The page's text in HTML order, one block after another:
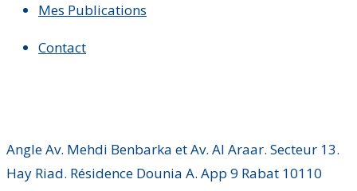
Mes Publications
Contact
Angle Av. Mehdi Benbarka et Av. Al Araar. Secteur 13.
Hay Riad. Résidence Dounia A. App 9 Rabat 10110